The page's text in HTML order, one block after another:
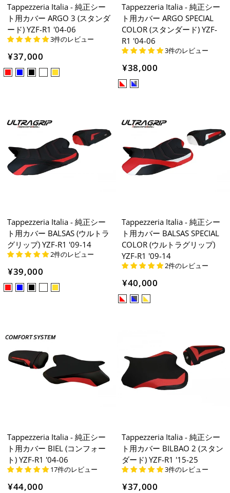
Tappezzeria Italia - 純正シー
ト用カバー ARGO 3 (スタンダ
ード) YZF-R1 '04-06
3件のレビュー
¥37,000
Tappezzeria Italia - 純正シー
ト用カバー ARGO SPECIAL
COLOR (スタンダード) YZF-
R1 '04-06
3件のレビュー
¥38,000
Tappezzeria Italia - 純正シー
ト用カバー BALSAS (ウルトラ
グリップ) YZF-R1 '09-14
2件のレビュー
¥39,000
Tappezzeria Italia - 純正シー
ト用カバー BALSAS SPECIAL
COLOR (ウルトラグリップ)
YZF-R1 '09-14
2件のレビュー
¥40,000
Tappezzeria Italia - 純正シー
ト用カバー BIEL (コンフォー
ト) YZF-R1 '04-06
17件のレビュー
¥44,000
Tappezzeria Italia - 純正シー
ト用カバー BILBAO 2 (スタン
ダード) YZF-R1 '15-25
3件のレビュー
¥37,000